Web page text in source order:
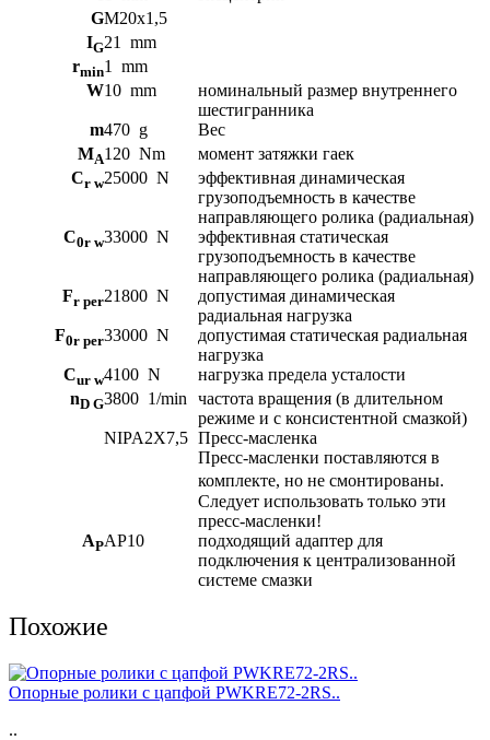
GM20x1,5
IG21
mm
rmin1
mm
W10 mm
номинальный размер внутреннего
шестигранника
m470 g
Вес
MA120 Nm
момент затяжки гаек
Cr w25000 N
эффективная динамическая
грузоподъемность в качестве
направляющего ролика (радиальная)
C0r w33000 N
эффективная статическая
грузоподъемность в качестве
направляющего ролика (радиальная)
Fr per21800 N
допустимая динамическая
радиальная нагрузка
F0r per33000 N
допустимая статическая радиальная
нагрузка
Cur w4100 N
нагрузка предела усталости
nD G3800 1/min
частота вращения (в длительном
режиме и с консистентной смазкой)
NIPA2X7,5 Пресс-масленка
Пресс-масленки поставляются в
комплекте, но не смонтированы.
Следует использовать только эти
пресс-масленки!
APAP10
подходящий адаптер для
подключения к централизованной
системе смазки
Похожие
Опорные ролики с цапфой PWKRE72-2RS..
..